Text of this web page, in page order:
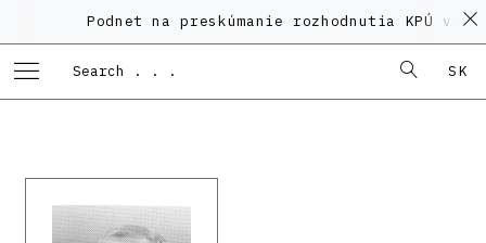
Podnet na preskúmanie rozhodnutia KPÚ vo
SK